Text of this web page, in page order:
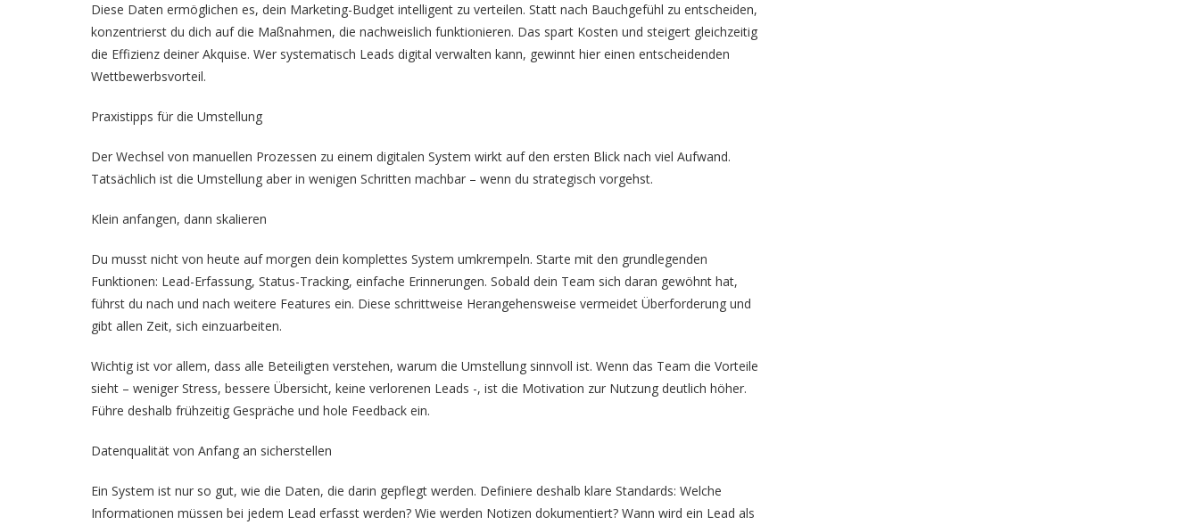
Diese Daten ermöglichen es, dein Marketing-Budget intelligent zu verteilen. Statt nach Bauchgefühl zu entscheiden,
konzentrierst du dich auf die Maßnahmen, die nachweislich funktionieren. Das spart Kosten und steigert gleichzeitig
die Effizienz deiner Akquise. Wer systematisch Leads digital verwalten kann, gewinnt hier einen entscheidenden
Wettbewerbsvorteil.
Praxistipps für die Umstellung
Der Wechsel von manuellen Prozessen zu einem digitalen System wirkt auf den ersten Blick nach viel Aufwand.
Tatsächlich ist die Umstellung aber in wenigen Schritten machbar – wenn du strategisch vorgehst.
Klein anfangen, dann skalieren
Du musst nicht von heute auf morgen dein komplettes System umkrempeln. Starte mit den grundlegenden
Funktionen: Lead-Erfassung, Status-Tracking, einfache Erinnerungen. Sobald dein Team sich daran gewöhnt hat,
führst du nach und nach weitere Features ein. Diese schrittweise Herangehensweise vermeidet Überforderung und
gibt allen Zeit, sich einzuarbeiten.
Wichtig ist vor allem, dass alle Beteiligten verstehen, warum die Umstellung sinnvoll ist. Wenn das Team die Vorteile
sieht – weniger Stress, bessere Übersicht, keine verlorenen Leads -, ist die Motivation zur Nutzung deutlich höher.
Führe deshalb frühzeitig Gespräche und hole Feedback ein.
Datenqualität von Anfang an sicherstellen
Ein System ist nur so gut, wie die Daten, die darin gepflegt werden. Definiere deshalb klare Standards: Welche
Informationen müssen bei jedem Lead erfasst werden? Wie werden Notizen dokumentiert? Wann wird ein Lead als